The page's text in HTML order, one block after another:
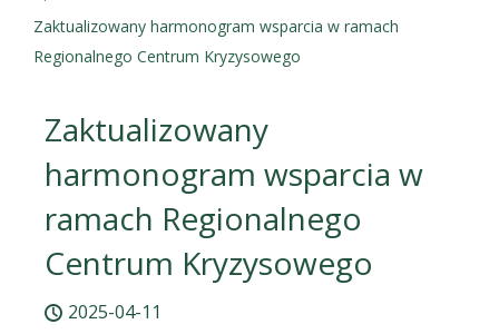
Zaktualizowany harmonogram wsparcia w ramach
Regionalnego Centrum Kryzysowego
Zaktualizowany
harmonogram wsparcia w
ramach Regionalnego
Centrum Kryzysowego
2025-04-11